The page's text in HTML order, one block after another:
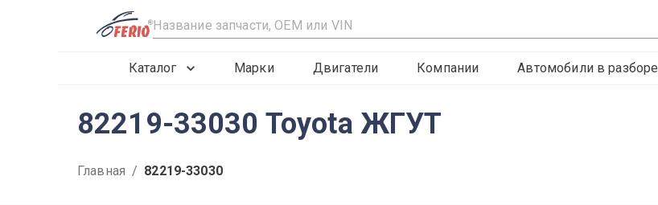
R
Каталог Марки Двигатели Компании Автомобили в разборе
82219-33030 Toyota ЖГУТ
Главная / 82219-33030